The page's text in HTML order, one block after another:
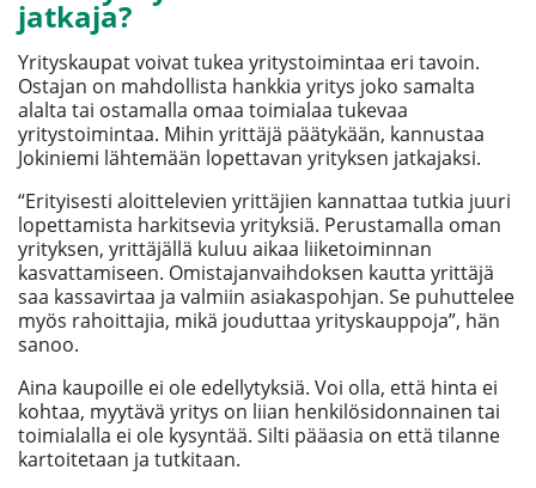
jatkaja?
Yrityskaupat voivat tukea yritystoimintaa eri tavoin.
Ostajan on mahdollista hankkia yritys joko samalta
alalta tai ostamalla omaa toimialaa tukevaa
yritystoimintaa. Mihin yrittäjä päätykään, kannustaa
Jokiniemi lähtemään lopettavan yrityksen jatkajaksi.
“Erityisesti aloittelevien yrittäjien kannattaa tutkia juuri
lopettamista harkitsevia yrityksiä. Perustamalla oman
yrityksen, yrittäjällä kuluu aikaa liiketoiminnan
kasvattamiseen. Omistajanvaihdoksen kautta yrittäjä
saa kassavirtaa ja valmiin asiakaspohjan. Se puhuttelee
myös rahoittajia, mikä jouduttaa yrityskauppoja”, hän
sanoo.
Aina kaupoille ei ole edellytyksiä. Voi olla, että hinta ei
kohtaa, myytävä yritys on liian henkilösidonnainen tai
toimialalla ei ole kysyntää. Silti pääasia on että tilanne
kartoitetaan ja tutkitaan.